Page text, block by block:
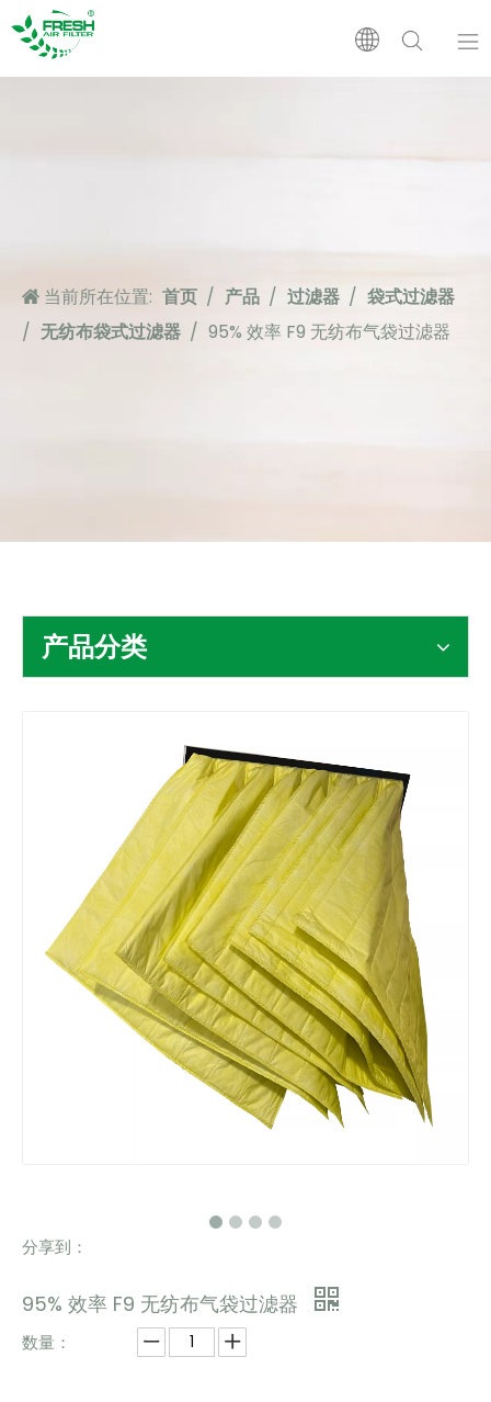
应用
当前所在位置: 首页 / 产品 / 过滤器 / 袋式过滤器
/ 无纺布袋式过滤器 / 95% 效率 F9 无纺布气袋过滤器
产品分类
分享到：
95% 效率 F9 无纺布气袋过滤器
数量：